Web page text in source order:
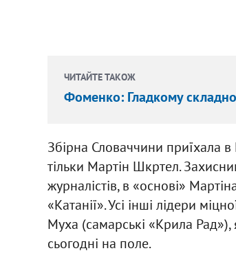
ЧИТАЙТЕ ТАКОЖ
Фоменко: Гладкому
Збірна Словаччини приїхала в
тільки Мартін Шкртел.
журналістів, в «основі»
«Катанії». Усі інші лідери
Муха (самарські «Крила Рад»),
сьогодні на поле.